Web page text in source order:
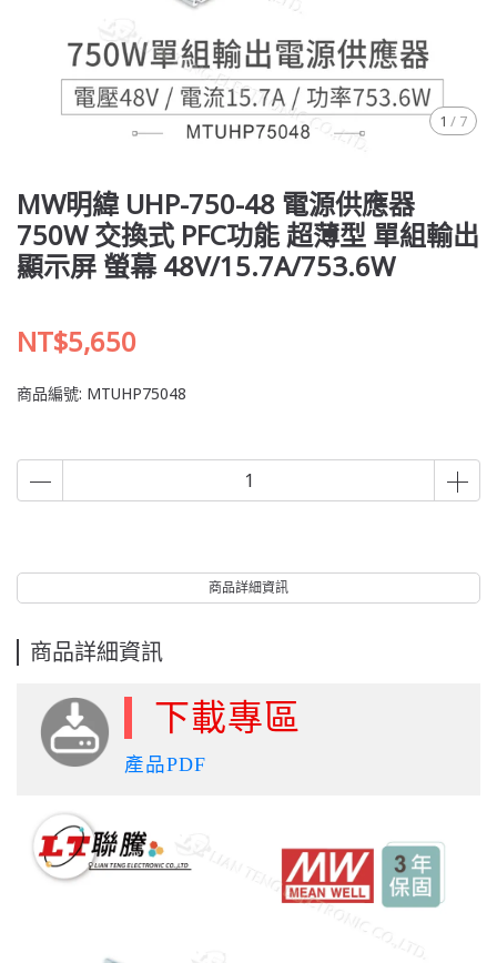
1 / 7
MW明緯 UHP-750-48 電源供應器
750W 交換式 PFC功能 超薄型 單組輸出
顯示屏 螢幕 48V/15.7A/753.6W
NT$5,650
商品編號: MTUHP75048
商品詳細資訊
商品詳細資訊
下載專區
產品PDF